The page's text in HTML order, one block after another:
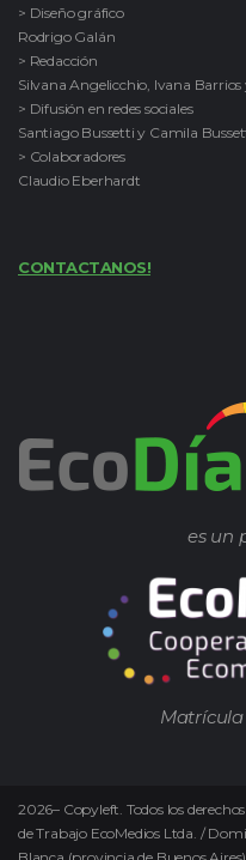
> Diseño gráfico
Rodrigo Galán
> Redacción
Silvana Angelicchio, Ivana
> Difusión en redes sociales
Santiago Bussetti y Camila
> Colaboradores
Claudio Eberhardt
CONTACTANOS!
es un
Matrícula
2026– Copyleft. Todos los
de Trabajo EcoMedios Ltda. /